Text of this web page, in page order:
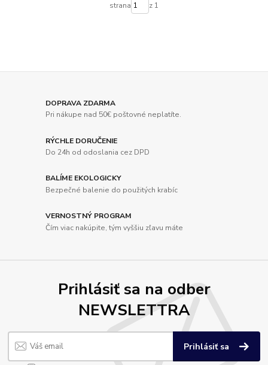
strana z 1
DOPRAVA ZDARMA
Pri nákupe nad 50€ poštovné neplatíte.
RÝCHLE DORUČENIE
Do 24h od odoslania cez DPD
BALÍME EKOLOGICKY
Bezpečné balenie do použitých krabíc
VERNOSTNÝ PROGRAM
Čím viac nakúpite, tým vyššiu zľavu máte
Prihlásiť sa na odber
NEWSLETTRA
Prihlásiť sa